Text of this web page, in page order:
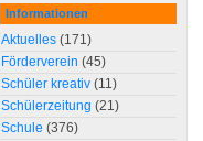
Informationen
Aktuelles (171)
Förderverein (45)
Schüler kreativ (11)
Schülerzeitung (21)
Schule (376)